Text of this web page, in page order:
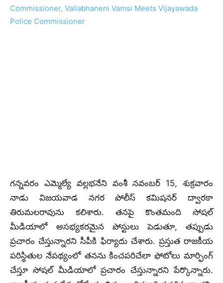
గన్నవరం ఎమ్మెల్యే వల్లభనేని వంశీ నవంబర్ 15, శుక్రవారం
నాడు విజయవాడ నగర పోలీస్‌ కమిషనర్‌ ద్వారకా
తిరుమలరావును కలిశారు. తనపై కొంతమంది సోషల్‌
మీడియాలో అసభ్యకరమైన పోస్టులు పెడుతూ, తప్పుడు
ప్రచారం చేస్తున్నారని సీపీకి ఫిర్యాదు చేశారు. ప్రస్తుత రాజకీయ
పరిస్థితుల నేపథ్యంలో తనను కించపరిచేలా ఫోటోలు మార్ఫింగ్‌
చేస్తూ సోషల్‌ మీడియాలో ప్రచారం చేస్తున్నారని పేర్కొన్నారు.